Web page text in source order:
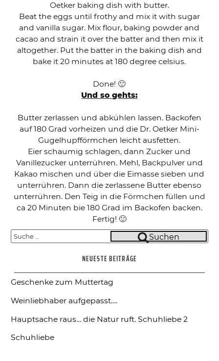
Oetker baking dish with butter.
Beat the eggs until frothy and mix it with sugar
and vanilla sugar. Mix flour, baking powder and
cacao and strain it over the batter and then mix it
altogether. Put the batter in the baking dish and
bake it 20 minutes at 180 degree celsius.
Done! 🙂
Und so gehts:
Butter zerlassen und abkühlen lassen. Backofen
auf 180 Grad vorheizen und die Dr. Oetker Mini-
Gugelhupfförmchen leicht ausfetten.
Eier schaumig schlagen, dann Zucker und
Vanillezucker unterrühren. Mehl, Backpulver und
Kakao mischen und über die Eimasse sieben und
unterrühren. Dann die zerlassene Butter ebenso
unterrühren. Den Teig in die Förmchen füllen und
ca 20 Minuten bie 180 Grad im Backofen backen.
Fertig! 🙂
Suche
Suchen
NEUESTE BEITRÄGE
Geschenke zum Muttertag
Weinliebhaber aufgepasst….
Hauptsache raus… die Natur ruft. Schuhliebe 2
Schuhliebe